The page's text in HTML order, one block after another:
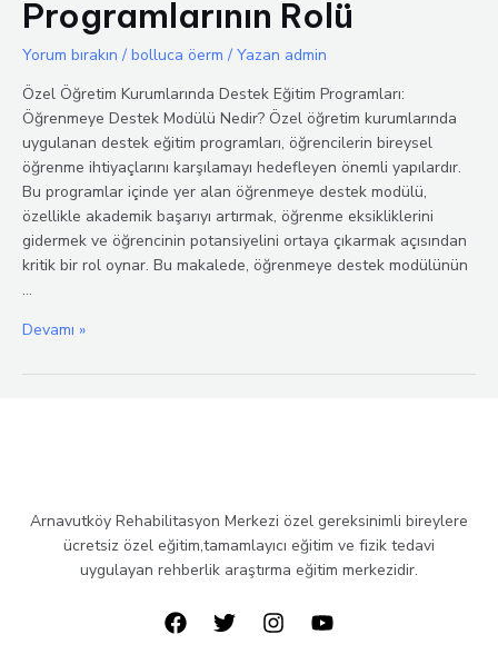
Programlarının Rolü
Yorum bırakın / bolluca öerm / Yazan admin
Özel Öğretim Kurumlarında Destek Eğitim Programları:
Öğrenmeye Destek Modülü Nedir? Özel öğretim kurumlarında
uygulanan destek eğitim programları, öğrencilerin bireysel
öğrenme ihtiyaçlarını karşılamayı hedefleyen önemli yapılardır.
Bu programlar içinde yer alan öğrenmeye destek modülü,
özellikle akademik başarıyı artırmak, öğrenme eksikliklerini
gidermek ve öğrencinin potansiyelini ortaya çıkarmak açısından
kritik bir rol oynar. Bu makalede, öğrenmeye destek modülünün
…
Eğitimde
ve
Devamı »
Arnavutköy Rehabilitasyon Merkezi özel gereksinimli bireylere
ücretsiz özel eğitim,tamamlayıcı eğitim ve fizik tedavi
uygulayan rehberlik araştırma eğitim merkezidir.